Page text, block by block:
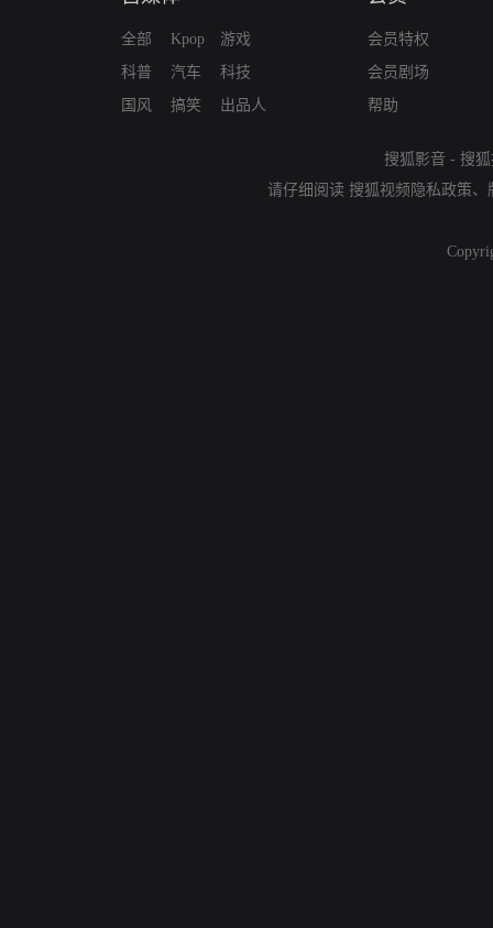
全部
科普
国风
Kpop
汽车
搞笑
游戏
科技
出品人
会员特权
会员剧场
帮助
搜狐影音 - 搜
请仔细阅读 搜狐视频隐私政策、